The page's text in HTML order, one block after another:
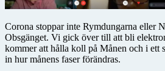
Corona stoppar inte Rymdungarna eller
Obsgänget. Vi gick över till att bli
kommer att hålla koll på Månen och i ett
in hur månens faser förändras.